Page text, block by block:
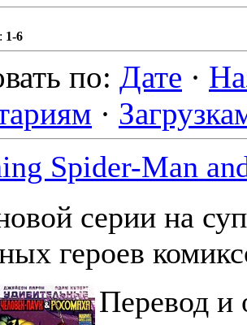
: 1-6
по: Дате ·
·
Spider-Man
серии на
героев
Перевод